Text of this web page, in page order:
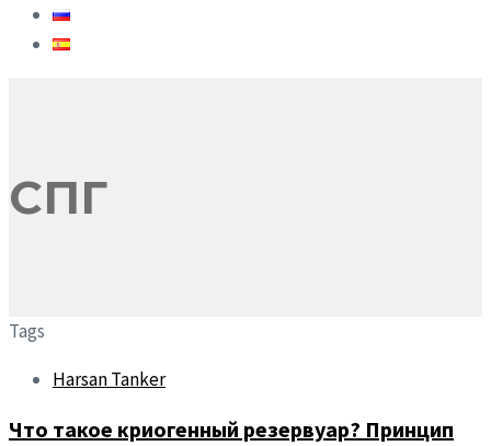
СПГ
Tags
Harsan Tanker
Что такое криогенный резервуар? Принцип